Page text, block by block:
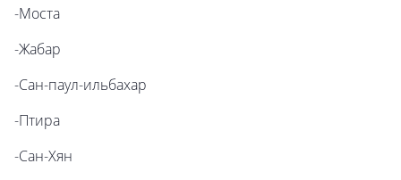
-Моста
-Жабар
-Сан-паул-ильбахар
-Птира
-Сан-Хян